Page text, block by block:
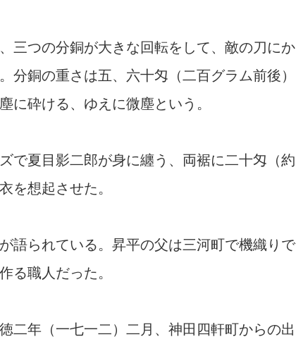
三つの分銅が大きな回転をして、敵の刀にか
分銅の重さは五、六十匁（二百グラム前後）
に砕ける、ゆえに微塵という。
で夏目影二郎が身に纏う、両裾に二十匁（約
を想起させた。
語られている。昇平の父は三河町で機織りで
る職人だった。
二年（一七一二）二月、神田四軒町からの出